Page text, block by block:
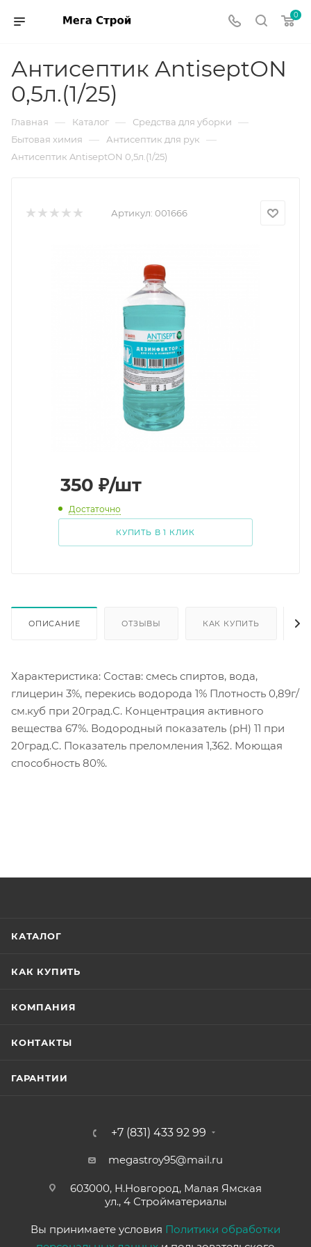
0
Антисептик AntiseptON
0,5л.(1/25)
Главная — Каталог — Средства для уборки —
Бытовая химия — Антисептик для рук —
Антисептик AntiseptON 0,5л.(1/25)
Артикул: 001666
350 ₽/шт
Достаточно
КУПИТЬ В 1 КЛИК
ОПИСАНИЕ ОТЗЫВЫ КАК КУПИТЬ
Характеристика: Состав: смесь спиртов, вода,
глицерин 3%, перекись водорода 1% Плотность 0,89г/
см.куб при 20град.С. Концентрация активного
вещества 67%. Водородный показатель (pH) 11 при
20град.С. Показатель преломления 1,362. Моющая
способность 80%.
КАТАЛОГ
КАК КУПИТЬ
КОМПАНИЯ
КОНТАКТЫ
ГАРАНТИИ
+7 (831) 433 92 99
megastroy95@mail.ru
603000, Н.Новгород, Малая Ямская
ул., 4 Стройматериалы
Вы принимаете условия Политики обработки